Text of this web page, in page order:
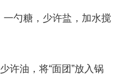
勺糖，少许盐，加水搅
油，将“面团”放入锅